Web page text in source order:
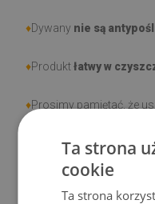
♦Dywany nie są
♦Produktłatwy w
♦Prosimy pamiętać, że
podlegają reklamacjom.
Jak dbać o produkt?
Ta strona
cookie
Ta strona